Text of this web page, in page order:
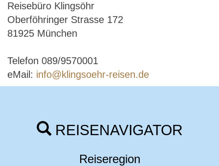
Reisebüro Klingsöhr
Oberföhringer Strasse 172
81925 München
Telefon 089/9570001
eMail: info@klingsoehr-reisen.de
REISENAVIGATOR
Reiseregion